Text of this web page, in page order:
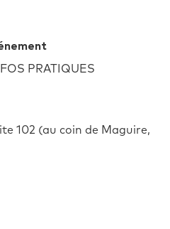
PRATIQUES
102 (au coin de Maguire,